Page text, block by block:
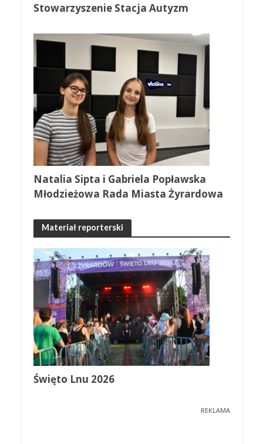
Stowarzyszenie Stacja Autyzm
Natalia Sipta i Gabriela Popławska
Młodzieżowa Rada Miasta Żyrardowa
Materiał reporterski
Święto Lnu 2026
REKLAMA